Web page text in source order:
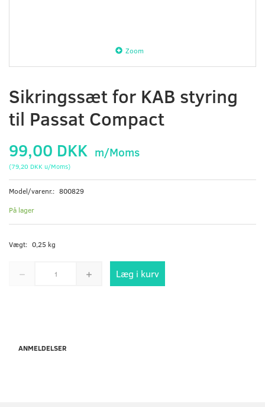
Zoom
Sikringssæt for KAB styring
til Passat Compact
99,00 DKK m/Moms
(79,20 DKK u/Moms)
Model/varenr.: 800829
På lager
Vægt: 0,25 kg
Læg i kurv
ANMELDELSER